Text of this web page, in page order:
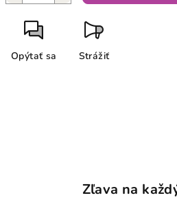
Opýtať sa Strážiť
Zľava na